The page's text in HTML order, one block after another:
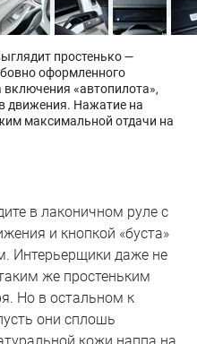
простенько —
оформленного
включения «автопилота»,
движения. Нажатие на
максимальной отдачи на
в лаконичном руле с
и кнопкой «буста»
Интерьерщики даже не
же простеньким
Но в остальном к
они сплошь